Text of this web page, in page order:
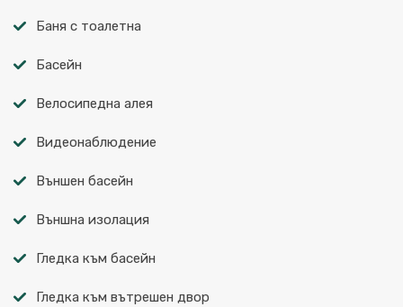
Баня с тоалетна
Басейн
Велосипедна алея
Видеонаблюдение
Външен басейн
Външна изолация
Гледка към басейн
Гледка към вътрешен двор